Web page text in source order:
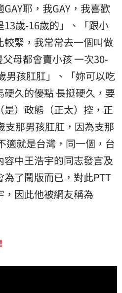
耶，我GAY，我喜歡
歲-16歲的」、「跟小
緊，我常常去一個叫做
母都會賣小孩 一次30-
男孩肛肛」、「妳可以吃
久的優點 長挺硬久，要
）政態（正太）控，正
支那男孩肛肛，因為支那
適就是台灣，同一個，台
中王浩宇的同志發言及
了鬧版而已，對此PTT
因此他被網友稱為